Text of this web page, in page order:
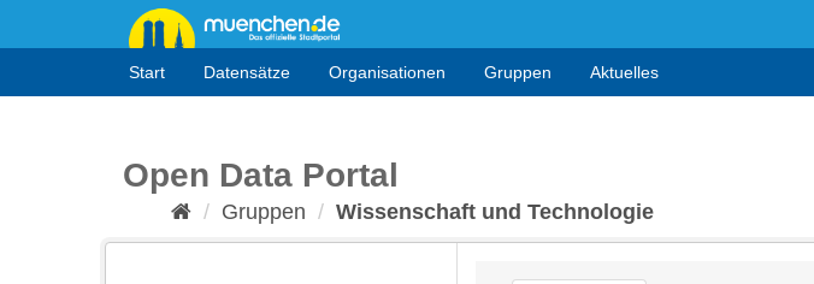
Start Datensätze Organisationen Gruppen Aktuelles
Open Data Portal
Gruppen Wissenschaft und Technologie